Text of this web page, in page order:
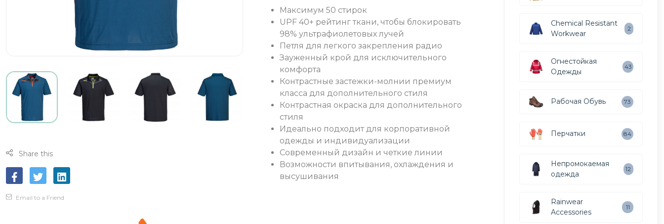
Share this
Email to a Friend
Максимум 50 стирок
UPF 40+ рейтинг ткани, чтобы блокировать
98% ультрафиолетовых лучей
Петля для легкого закрепления радио
Зауженный крой для исключительного
комфорта
Контрастные застежки-молнии премиум
класса для дополнительного стиля
Контрастная окраска для дополнительного
стиля
Идеально подходит для корпоративной
одежды и индивидуализации
Современный дизайн и четкие линии
Возможности впитывания, охлаждения и
высушивания
Chemical Resistant
Workwear
2
Огнестойкая
Одежды
43
Рабочая Обувь 73
Перчатки 84
Непромокаемая
одежда
12
Rainwear
Accessories
11